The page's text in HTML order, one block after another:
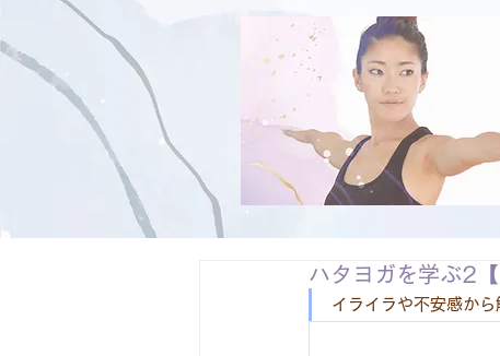
ハタヨガを学ぶ2【
イライラや不安感から